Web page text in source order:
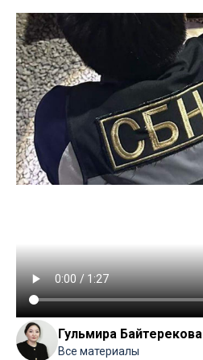
Гульмира Байтерекова
Все материалы